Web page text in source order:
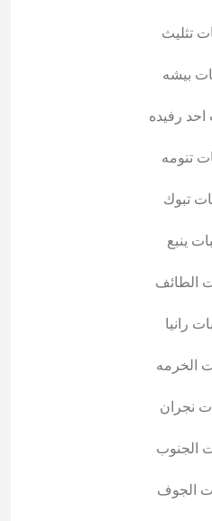
تثليث
بيشه
رفيده
تنومه
تبوك
ينبع
الطائف
رانيا
الخرمه
نجران
الجنوب
الجوف